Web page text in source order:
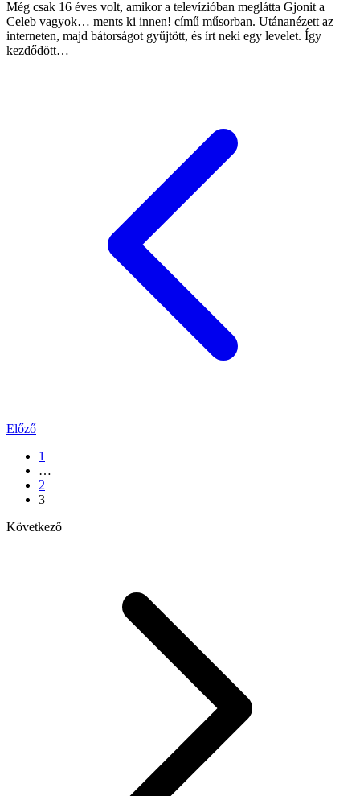
Még csak 16 éves volt, amikor a televízióban meglátta Gjonit a
Celeb vagyok… ments ki innen! című műsorban. Utánanézett az
interneten, majd bátorságot gyűjtött, és írt neki egy levelet. Így
kezdődött…
Előző
1
…
2
3
Következő